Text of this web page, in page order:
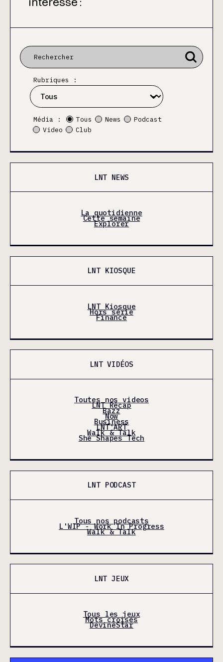
Rubriques :
Média : Tous News
Podcast
Video
Club
LNT NEWS
La quotidienne
Cette semaine
Explorer
LNT KIOSQUE
LNT Kiosque
Hors série
Finance
LNT VIDÉOS
Toutes nos videos
LNT Récap
Bazz
Now
Business
LNT'ART
Walk & Talk
She Shapes Tech
LNT PODCAST
Tous nos podcasts
L'WIP - Work In Progress
Walk & Talk
LNT JEUX
Tous les jeux
Mots croisés
DevineStar